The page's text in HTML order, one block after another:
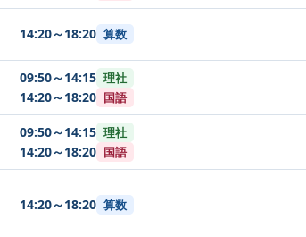
14:20～18:20 算数
09:50～14:15 理社
14:20～18:20 国語
09:50～14:15 理社
14:20～18:20 国語
14:20～18:20 算数